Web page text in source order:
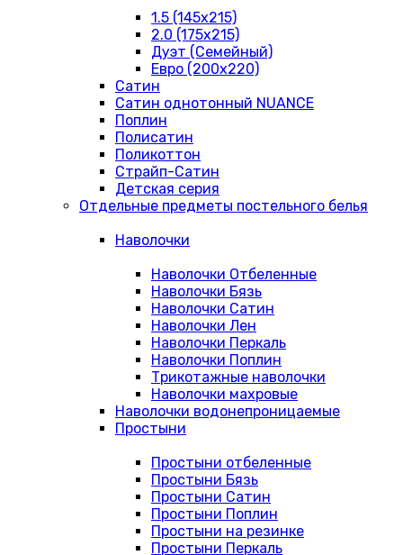
1.5 (145х215)
2.0 (175х215)
Дуэт (Семейный)
Евро (200х220)
Сатин
Сатин однотонный NUANCE
Поплин
Полисатин
Поликоттон
Страйп-Сатин
Детская серия
Отдельные предметы постельного белья
Наволочки
Наволочки Отбеленные
Наволочки Бязь
Наволочки Сатин
Наволочки Лен
Наволочки Перкаль
Наволочки Поплин
Трикотажные наволочки
Наволочки махровые
Наволочки водонепроницаемые
Простыни
Простыни отбеленные
Простыни Бязь
Простыни Сатин
Простыни Поплин
Простыни на резинке
Простыни Перкаль